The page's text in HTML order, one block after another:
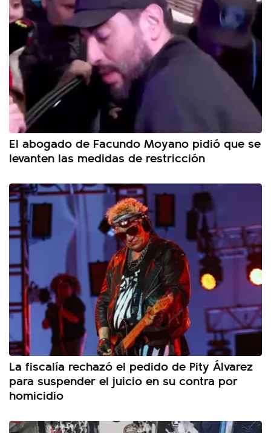
El abogado de Facundo Moyano pidió que se
levanten las medidas de restricción
La fiscalía rechazó el pedido de Pity Álvarez
para suspender el juicio en su contra por
homicidio